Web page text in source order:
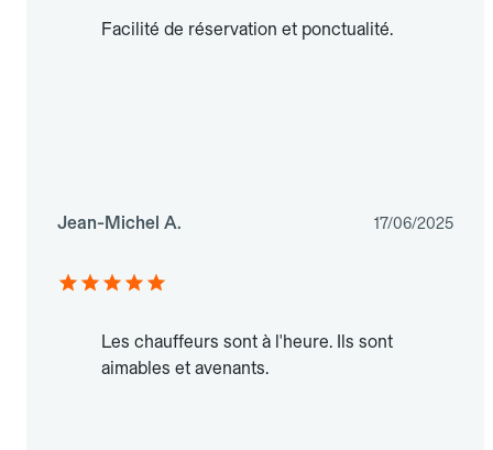
Facilité de réservation et ponctualité.
Jean-Michel A. 17/06/2025
Les chauffeurs sont à l'heure. Ils sont
aimables et avenants.